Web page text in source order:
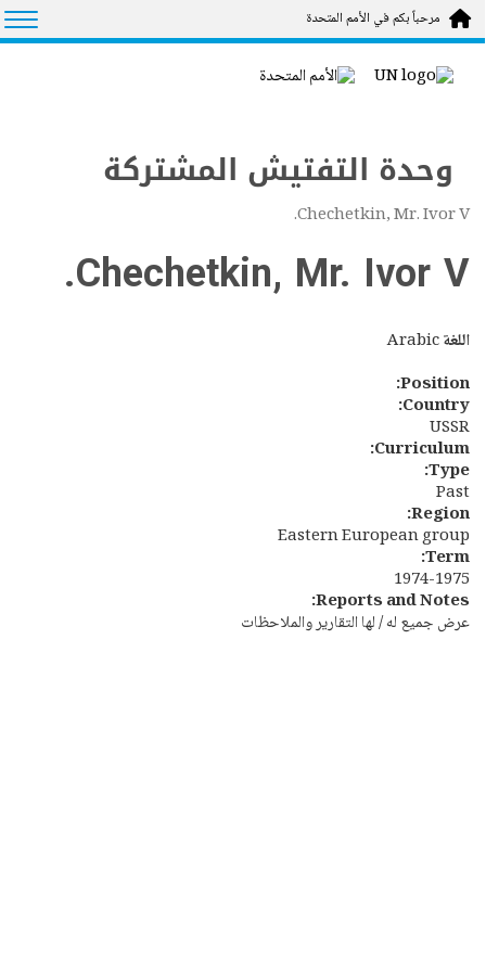
Skip to main content
مرحباً بكم في الأمم المتحدة
وحدة التفتيش المشتركة
Chechetkin, Mr. Ivor V.
Chechetkin, Mr. Ivor V.
اللغة
Position:
Country:
USSR
Curriculum:
Type:
Past
Region:
Eastern European group
Term:
1974-1975
Reports and Notes:
عرض جميع له / لها التقارير والملاحظات